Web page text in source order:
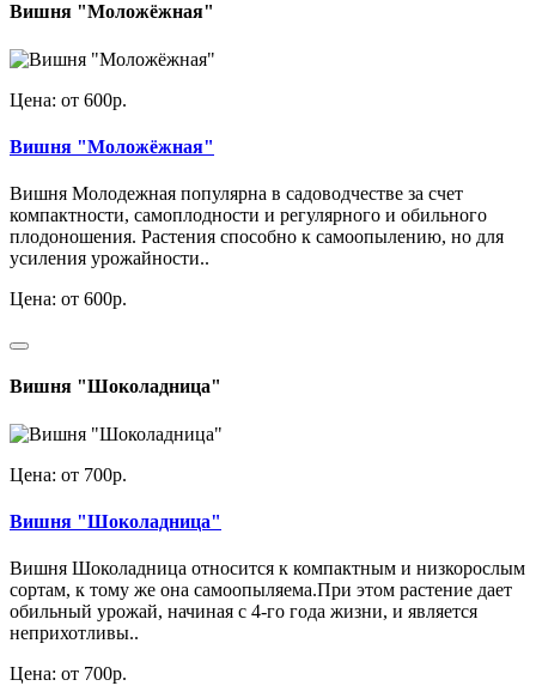
Вишня "Моложёжная"
Цена: от 600р.
Вишня "Моложёжная"
Вишня Молодежная популярна в садоводчестве за счет
компактности, самоплодности и регулярного и обильного
плодоношения. Растения способно к самоопылению, но для
усиления урожайности..
Цена: от 600р.
Вишня "Шоколадница"
Цена: от 700р.
Вишня "Шоколадница"
Вишня Шоколадница относится к компактным и низкорослым
сортам, к тому же она самоопыляема.При этом растение дает
обильный урожай, начиная с 4-го года жизни, и является
неприхотливы..
Цена: от 700р.